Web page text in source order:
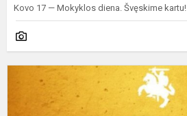
Kovo 17 — Mokyklos diena. Švęskime kartu!